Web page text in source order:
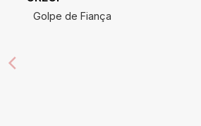
Golpe de Fiança